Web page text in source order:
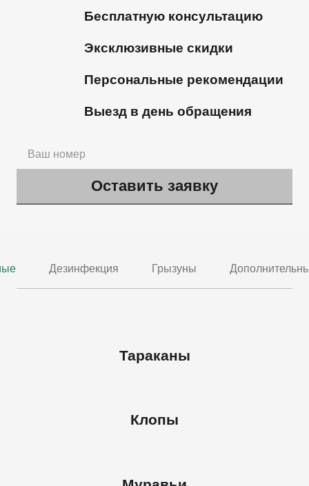
Бесплатную консультацию
Эксклюзивные скидки
Персональные рекомендации
Выезд в день обращения
Дезинфекция Грызуны
Тараканы
Клопы